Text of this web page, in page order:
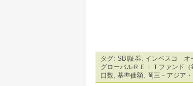
タグ: SBI証券, インベスコ オ
グローバルＲＥＩＴファンド（
口数, 基準価額, 岡三－アジア